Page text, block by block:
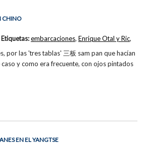
CHINO
por las 'tres tablas' 三板 sam pan que hacían
y como era frecuente, con ojos pintados
Etiquetas:embarcaciones, Enrique Otal y Ric,
EN EL YANGTSE